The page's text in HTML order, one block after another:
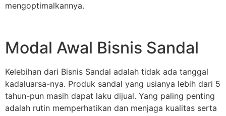
mengoptimalkannya.
Modal Awal Bisnis Sandal
Kelebihan dari Bisnis Sandal adalah tidak ada tanggal
kadaluarsa-nya. Produk sandal yang usianya lebih dari 5
tahun-pun masih dapat laku dijual. Yang paling penting
adalah rutin memperhatikan dan menjaga kualitas serta